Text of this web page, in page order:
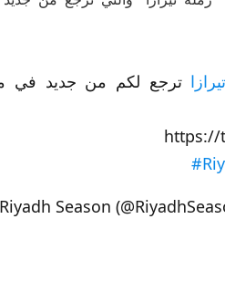
ترجع لكم من جديد في